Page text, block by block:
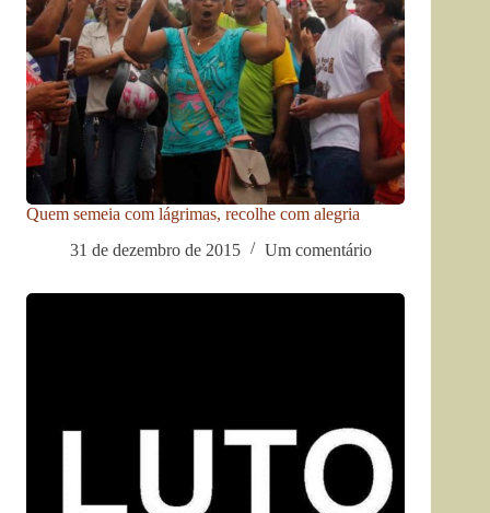
Quem semeia com lágrimas, recolhe com alegria
31 de dezembro de 2015
Um comentário